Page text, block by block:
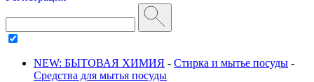
NEW: БЫТОВАЯ ХИМИЯ - Стирка и мытье посуды -
Средства для мытья посуды